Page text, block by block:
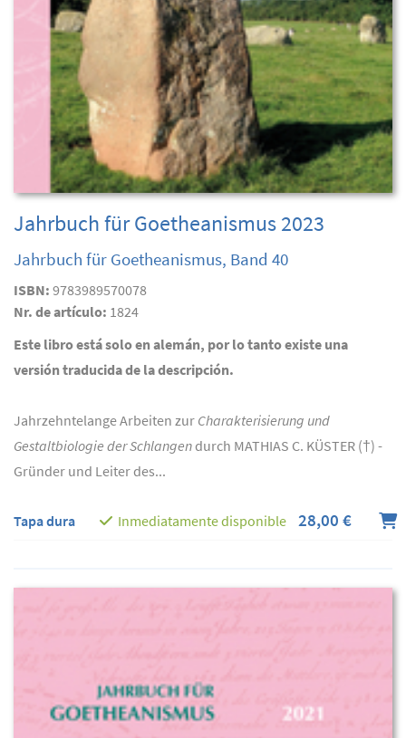
Jahrbuch für Goetheanismus 2023
Jahrbuch für Goetheanismus, Band 40
ISBN: 9783989570078
Nr. de artículo: 1824
Este libro está solo en alemán, por lo tanto existe una
versión traducida de la descripción.
Jahrzehntelange Arbeiten zur Charakterisierung und
Gestaltbiologie der Schlangendurch MATHIAS C. KÜSTER (†) -
Gründer und Leiter des...
Tapa dura Inmediatamente disponible 28,00 €